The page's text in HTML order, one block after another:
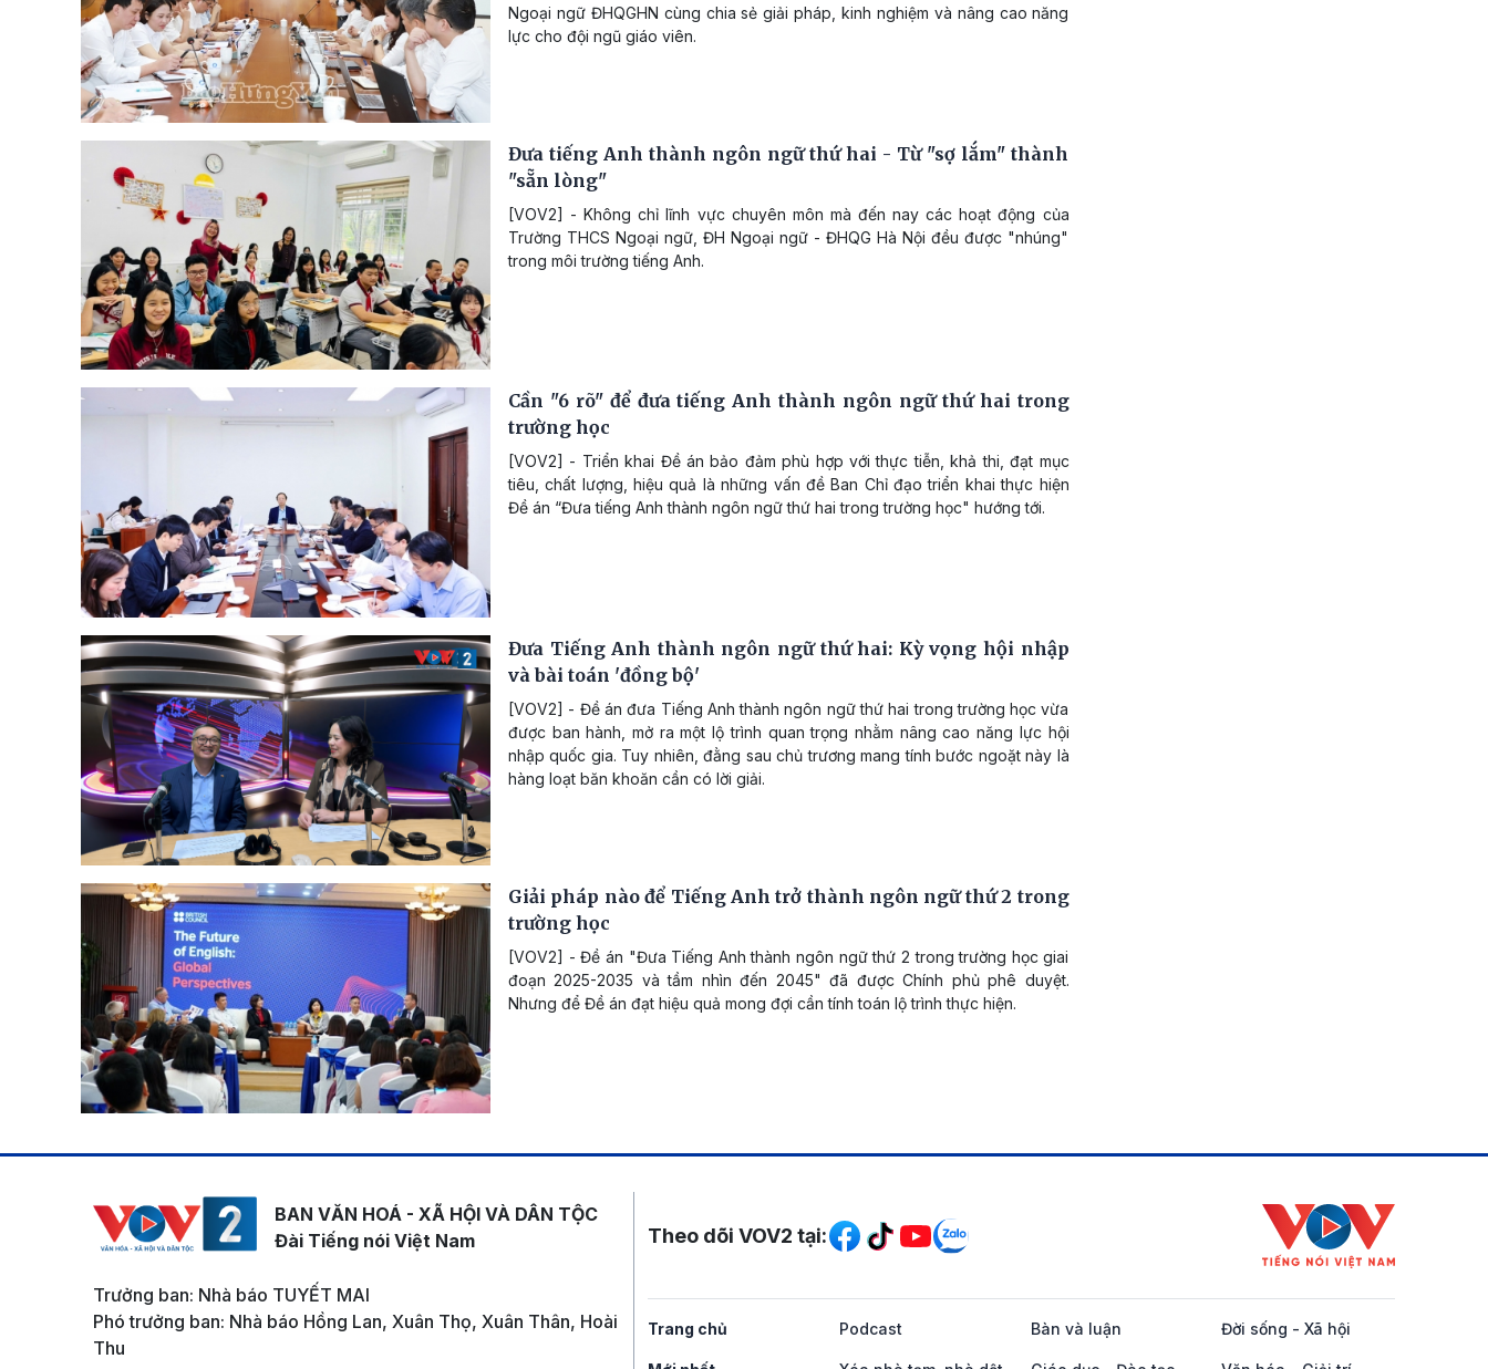
Ngoại ngữ ĐHQGHN cùng chia sẻ giải pháp, kinh nghiệm và nâng cao năng
lực cho đội ngũ giáo viên.
Đưa tiếng Anh thành ngôn ngữ thứ hai - Từ "sợ lắm" thành
"sẵn lòng"
[VOV2] - Không chỉ lĩnh vực chuyên môn mà đến nay các hoạt động của
Trường THCS Ngoại ngữ, ĐH Ngoại ngữ - ĐHQG Hà Nội đều được "nhúng"
trong môi trường tiếng Anh.
Cần "6 rõ" để đưa tiếng Anh thành ngôn ngữ thứ hai trong
trường học
[VOV2] - Triển khai Đề án bảo đảm phù hợp với thực tiễn, khả thi, đạt mục
tiêu, chất lượng, hiệu quả là những vấn đề Ban Chỉ đạo triển khai thực hiện
Đề án “Đưa tiếng Anh thành ngôn ngữ thứ hai trong trường học" hướng tới.
Đưa Tiếng Anh thành ngôn ngữ thứ hai: Kỳ vọng hội nhập
và bài toán 'đồng bộ'
[VOV2] - Đề án đưa Tiếng Anh thành ngôn ngữ thứ hai trong trường học vừa
được ban hành, mở ra một lộ trình quan trọng nhằm nâng cao năng lực hội
nhập quốc gia. Tuy nhiên, đằng sau chủ trương mang tính bước ngoặt này là
hàng loạt băn khoăn cần có lời giải.
Giải pháp nào để Tiếng Anh trở thành ngôn ngữ thứ 2 trong
trường học
[VOV2] - Đề án "Đưa Tiếng Anh thành ngôn ngữ thứ 2 trong trường học giai
đoạn 2025-2035 và tầm nhìn đến 2045" đã được Chính phủ phê duyệt.
Nhưng để Đề án đạt hiệu quả mong đợi cần tính toán lộ trình thực hiện.
BAN VĂN HOÁ - XÃ HỘI VÀ DÂN TỘC
Đài Tiếng nói Việt Nam
Trưởng ban: Nhà báo TUYẾT MAI
Phó trưởng ban: Nhà báo Hồng Lan, Xuân Thọ, Xuân Thân, Hoài
Thu
Mạng xã hội
Theo dõi VOV2 tại:
Trang chủ Podcast Bàn và luận Đời sống - Xã hội